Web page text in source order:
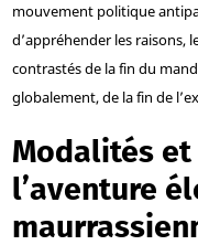
mouvement politique
d’appréhender les raisons,
contrastés de la fin du
globalement, de la fin de
Modalités
l’aventure